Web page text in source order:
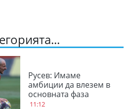
Русев: Имаме
амбиции да влезем в
основната фаза
11:12